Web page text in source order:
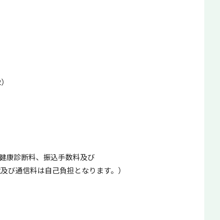
康診断料、振込手数料及び
信料は自己負担となります。）